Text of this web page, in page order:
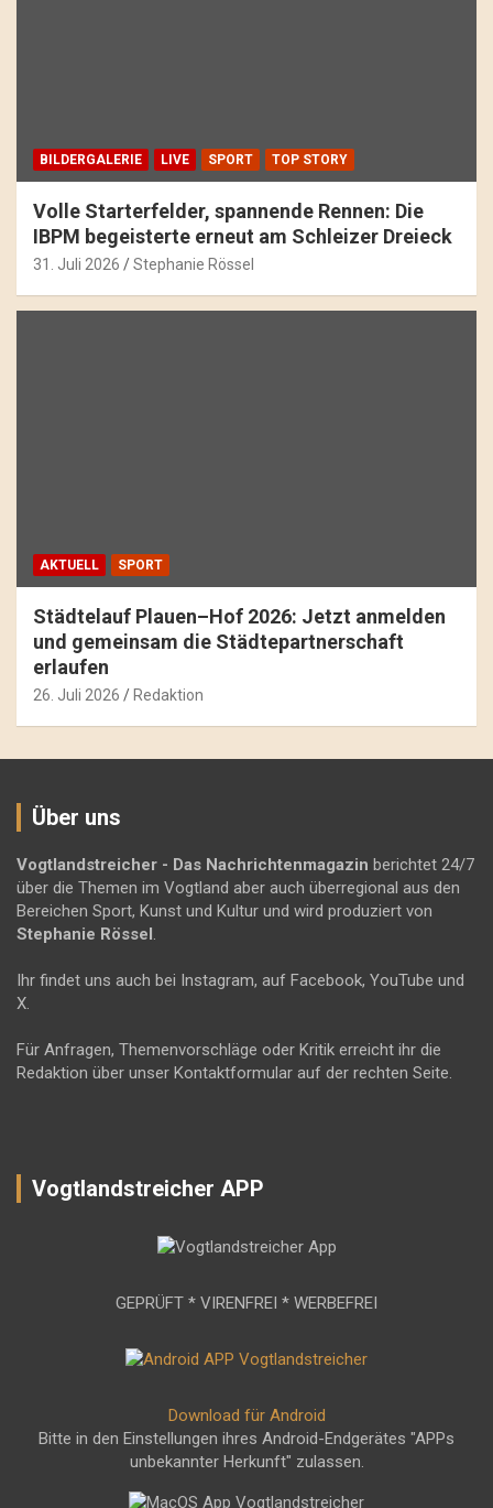
BILDERGALERIE LIVE SPORT TOP STORY
Volle Starterfelder, spannende Rennen: Die
IBPM begeisterte erneut am Schleizer Dreieck
31. Juli 2026 Stephanie Rössel
AKTUELL SPORT
Städtelauf Plauen–Hof 2026: Jetzt anmelden
und gemeinsam die Städtepartnerschaft
erlaufen
26. Juli 2026 Redaktion
Über uns
Vogtlandstreicher - Das Nachrichtenmagazin berichtet 24/7
über die Themen im Vogtland aber auch überregional aus den
Bereichen Sport, Kunst und Kultur und wird produziert von
Stephanie Rössel.
Ihr findet uns auch bei Instagram, auf Facebook, YouTube und
X.
Für Anfragen, Themenvorschläge oder Kritik erreicht ihr die
Redaktion über unser Kontaktformular auf der rechten Seite.
Vogtlandstreicher APP
GEPRÜFT * VIRENFREI * WERBEFREI
Download für Android
Bitte in den Einstellungen ihres Android-Endgerätes "APPs
unbekannter Herkunft" zulassen.